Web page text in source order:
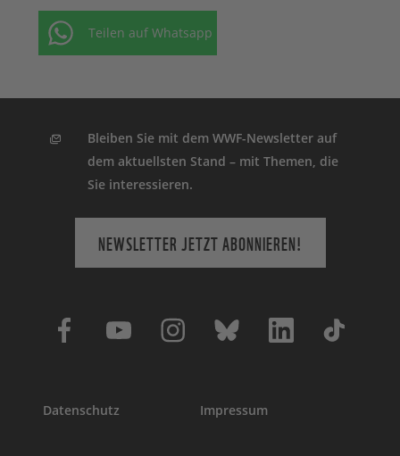
Teilen auf Whatsapp
Bleiben Sie mit dem WWF-Newsletter auf
dem aktuellsten Stand – mit Themen, die
Sie interessieren.
NEWSLETTER JETZT ABONNIEREN!
Datenschutz Impressum